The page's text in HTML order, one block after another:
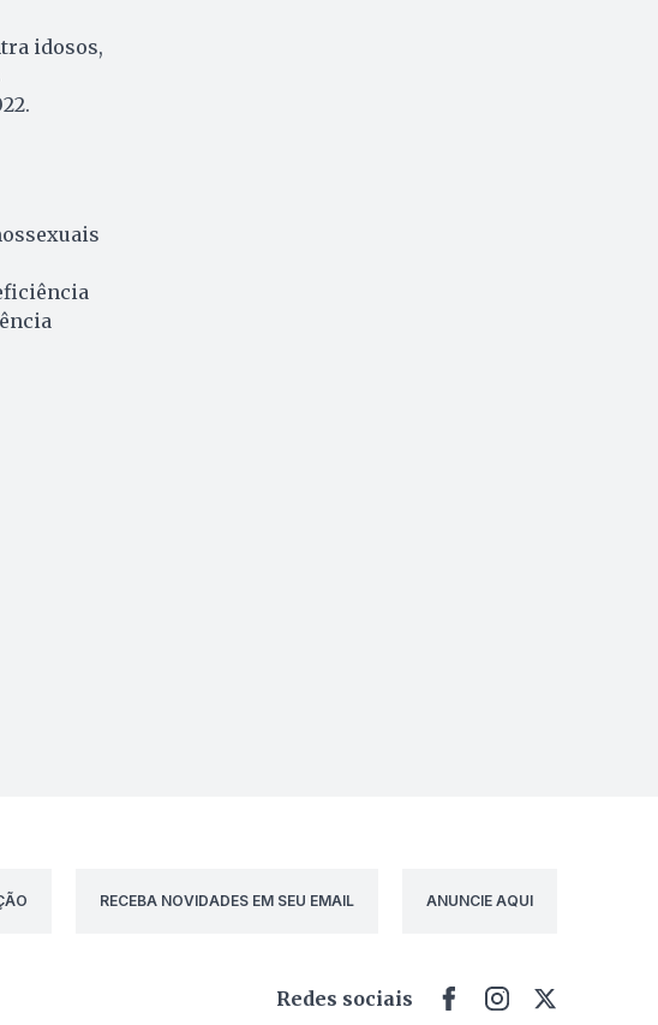
idosos,
RECEBA NOVIDADES EM SEU EMAIL ANUNCIE AQUI
Redes sociais